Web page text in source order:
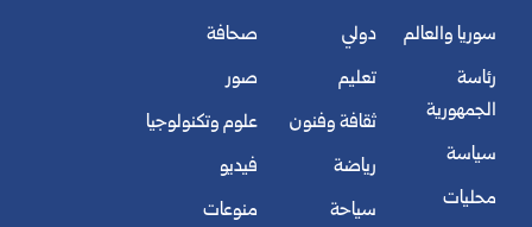
سوريا والعالم
رئاسة
الجمهورية
سياسة
محليات
دولي
تعليم
ثقافة وفنون
رياضة
سياحة
صحافة
صور
علوم وتكنولوجيا
فيديو
منوعات